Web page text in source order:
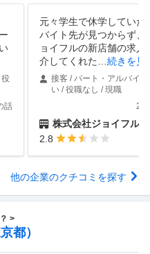
話
元々学生で休学していた
バイト先が見つからず、
ョイフルの新店舗の求人
介してくれた
続きを見
接客 / パート・アルバイ
い / 役職なし / 現職
株式会社ジョイフル
2.8
他の企業のクチコミを探す
>
都）